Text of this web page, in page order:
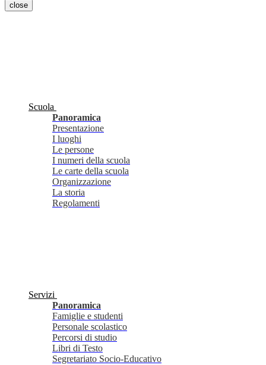
close
Scuola
Panoramica
Presentazione
I luoghi
Le persone
I numeri della scuola
Le carte della scuola
Organizzazione
La storia
Regolamenti
Servizi
Panoramica
Famiglie e studenti
Personale scolastico
Percorsi di studio
Libri di Testo
Segretariato Socio-Educativo